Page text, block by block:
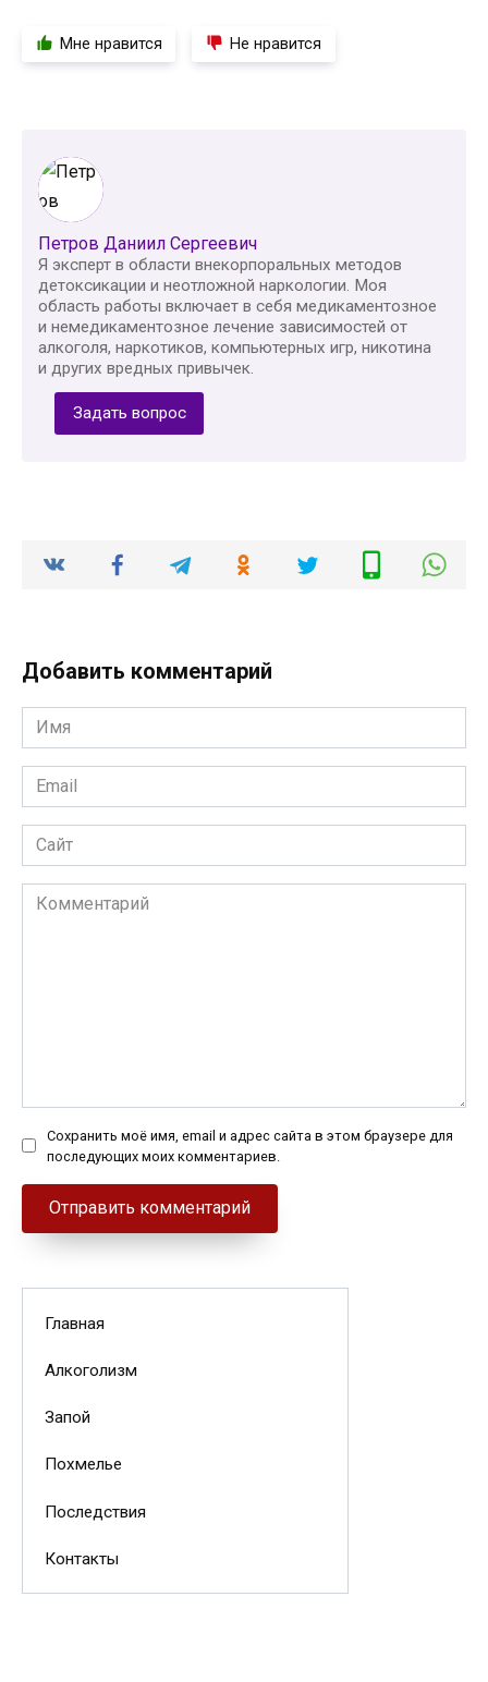
Мне нравится Не нравится
Петров Даниил Сергеевич
Я эксперт в области внекорпоральных методов
детоксикации и неотложной наркологии. Моя
область работы включает в себя медикаментозное
и немедикаментозное лечение зависимостей от
алкоголя, наркотиков, компьютерных игр, никотина
и других вредных привычек.
Задать вопрос
Добавить комментарий
Имя
*
Email
*
Сайт
Комментарий
Сохранить моё имя, email и адрес сайта в этом браузере для
последующих моих комментариев.
Главная
Алкоголизм
Запой
Похмелье
Последствия
Контакты